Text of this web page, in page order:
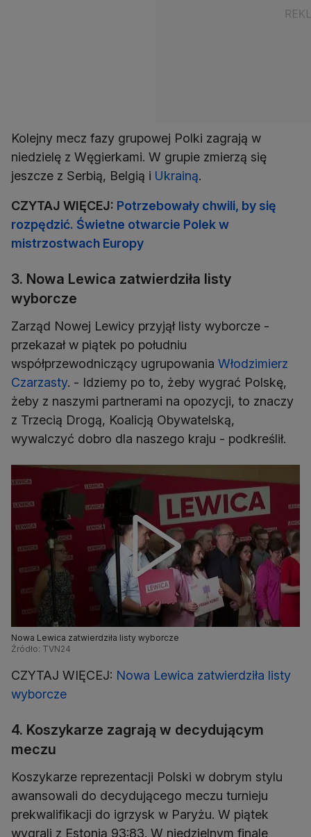
Kolejny mecz fazy grupowej Polki zagrają w
niedzielę z Węgierkami. W grupie zmierzą się
jeszcze z Serbią, Belgią i Ukrainą.
CZYTAJ WIĘCEJ: Potrzebowały chwili, by się
rozpędzić. Świetne otwarcie Polek w
mistrzostwach Europy
3. Nowa Lewica zatwierdziła listy
wyborcze
Zarząd Nowej Lewicy przyjął listy wyborcze -
przekazał w piątek po południu
współprzewodniczący ugrupowania Włodzimierz
Czarzasty. - Idziemy po to, żeby wygrać Polskę,
żeby z naszymi partnerami na opozycji, to znaczy
z Trzecią Drogą, Koalicją Obywatelską,
wywalczyć dobro dla naszego kraju - podkreślił.
Nowa Lewica zatwierdziła listy wyborcze
Źródło: TVN24
CZYTAJ WIĘCEJ: Nowa Lewica zatwierdziła listy
wyborcze
4. Koszykarze zagrają w decydującym
meczu
Koszykarze reprezentacji Polski w dobrym stylu
awansowali do decydującego meczu turnieju
prekwalifikacji do igrzysk w Paryżu. W piątek
wygrali z Estonią 93:83. W niedzielnym finale